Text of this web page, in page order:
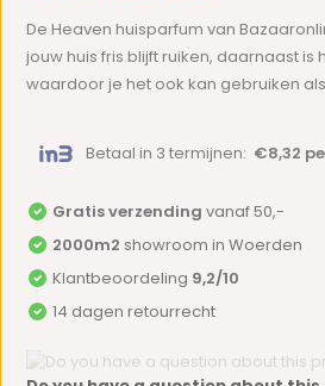
De Heaven huisparfum van
jouw huis fris blijft ruiken, daarnaast is
waardoor je het ook kan gebruiken
Betaal in 3 termijnen: €8,32
Gratis verzending vanaf 50,-
2000m2 showroom in Woerden
Klantbeoordeling 9,2/10
14 dagen retourrecht